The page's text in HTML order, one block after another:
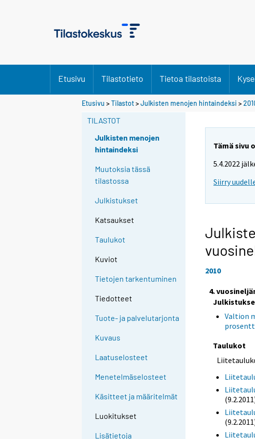
Etusivu Tilastotieto Tietoa tilastoista
Etusivu >Tilastot>Julkisten menojen hintaindeksi >
TILASTOT
Julkisten menojen
hintaindeksi
Muutoksia tässä
tilastossa
Julkistukset
Katsaukset
Taulukot
Kuviot
Tietojen tarkentuminen
Tiedotteet
Tuote- ja palvelutarjonta
Kuvaus
Laatuselosteet
Menetelmäselosteet
Käsitteet ja määritelmät
Luokitukset
Lisätietoja
Tämä sivu
5.4.2022
Siirry
2010
4.
Valtion
Taulukot